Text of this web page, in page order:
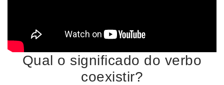
Qual o significado do verbo
coexistir?